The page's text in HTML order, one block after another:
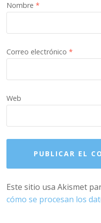
Nombre*
Correo electrónico*
Web
Este sitio usa Akismet
cómo se procesan los